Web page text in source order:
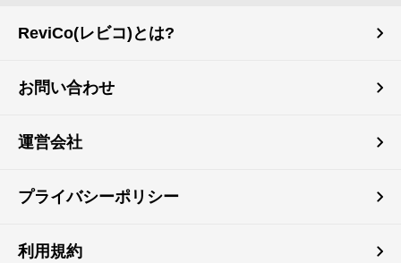
ReviCo(レビコ)とは?
お問い合わせ
運営会社
プライバシーポリシー
利用規約